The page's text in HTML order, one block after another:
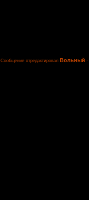
Сообщение отредактировал Вольный -